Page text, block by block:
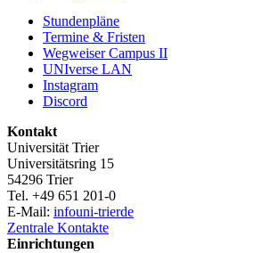
Stundenpläne
Termine & Fristen
Wegweiser Campus II
UNIverse LAN
Instagram
Discord
Kontakt
Universität Trier
Universitätsring 15
54296 Trier
Tel. +49 651 201-0
E-Mail: infouni-trierde
Zentrale Kontakte
Einrichtungen